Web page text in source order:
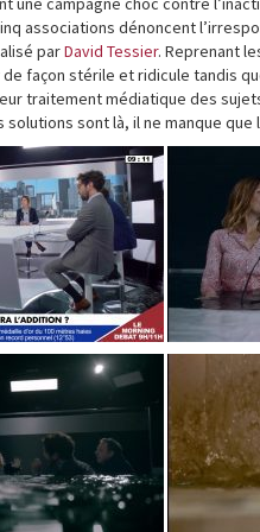
associations dénoncent
parDavid Tessier. Reprenant
façon stérile et ridicule tandis
traitement médiatique des
solutions sont là, il ne manque